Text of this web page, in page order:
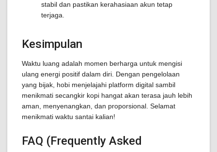
stabil dan pastikan kerahasiaan akun tetap
terjaga.
Kesimpulan
Waktu luang adalah momen berharga untuk mengisi
ulang energi positif dalam diri. Dengan pengelolaan
yang bijak, hobi menjelajahi platform digital sambil
menikmati secangkir kopi hangat akan terasa jauh lebih
aman, menyenangkan, dan proporsional. Selamat
menikmati waktu santai kalian!
FAQ (Frequently Asked